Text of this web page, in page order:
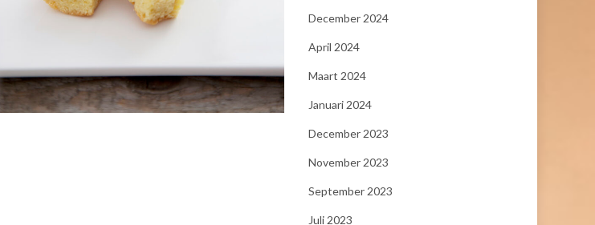
December 2024
April 2024
Maart 2024
Januari 2024
December 2023
November 2023
September 2023
Juli 2023